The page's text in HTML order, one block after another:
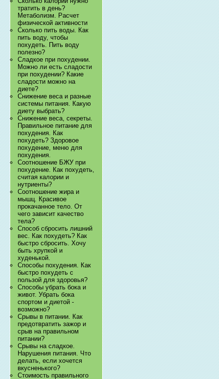
тратить в день?
Метаболизм. Расчет
физической активности
Сколько пить воды. Как
пить воду, чтобы
похудеть. Пить воду
полезно?
Сладкое при похудении.
Можно ли есть сладости
при похудении? Какие
сладости можно на
диете?
Снижение веса и разные
системы питания. Какую
диету выбрать?
Снижение веса, секреты.
Правильное питание для
похудения. Как
похудеть? Здоровое
похудение, меню для
похудения.
Соотношение БЖУ при
похудение. Как похудеть,
считая калории и
нутриенты?
Соотношение жира и
мышц. Красивое
прокачанное тело. От
чего зависит качество
тела?
Способ сбросить лишний
вес. Как похудеть? Как
быстро сбросить. Хочу
быть хрупкой и
худенькой.
Способы похудения. Как
быстро похудеть с
пользой для здоровья?
Способы убрать бока и
живот. Убрать бока
спортом и диетой -
возможно?
Срывы в питании. Как
предотвратить зажор и
срыв на правильном
питании?
Срывы на сладкое.
Нарушения питания. Что
делать, если хочется
вкусненького?
Стоимость правильного